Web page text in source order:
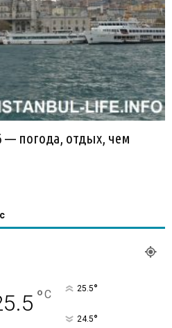
— погода, отдых, чем
°C 25.5°
24.5°